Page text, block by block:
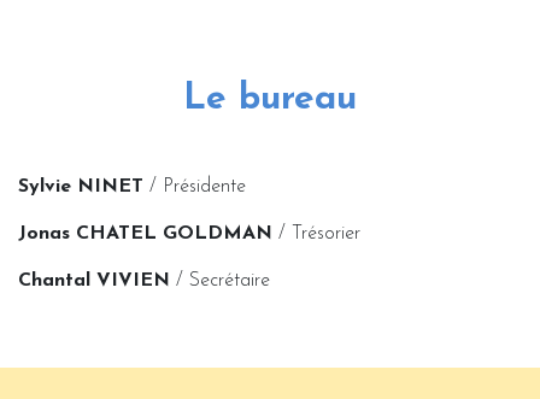
Le bureau
Sylvie NINET / Présidente
Jonas CHATEL GOLDMAN / Trésorier
Chantal VIVIEN / Secrétaire